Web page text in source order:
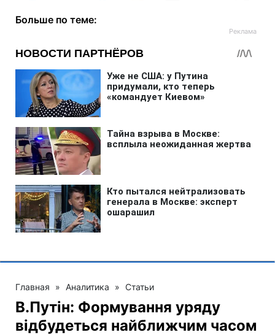
Больше по теме:
Главная » Аналитика » Статьи
В.Путін: Формування уряду
відбудеться найближчим часом